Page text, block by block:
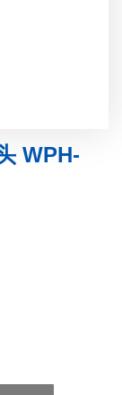
WPH-